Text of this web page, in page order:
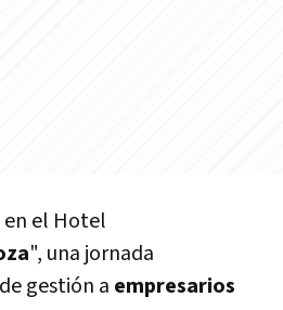
en el Hotel
", una jornada
gestión a empresarios